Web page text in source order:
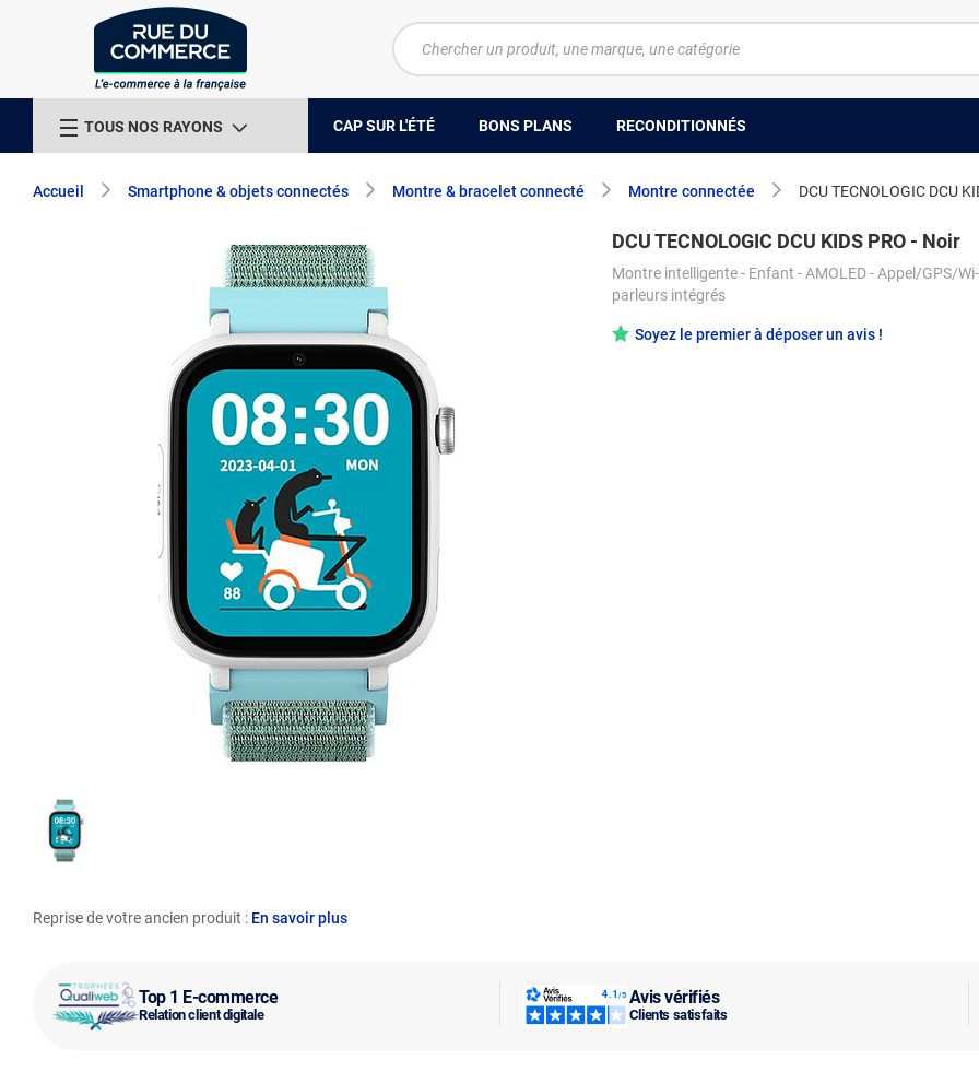
TOUS NOS RAYONS CAP SUR L'ÉTÉ BONS PLANS RECONDITIONNÉS
Accueil Smartphone & objets connectés Montre & bracelet connecté Montre connectée DCU TECNOLOGIC DCU
Top 1 E-commerce
Relation client digitale
Avis vérifiés
Clients satisfaits
Reprise de votre ancien produit : En savoir plus
DCU TECNOLOGIC DCU KIDS PRO - Noir
Montre intelligente - Enfant - AMOLED - Appel/GPS/
parleurs intégrés
Soyez le premier à déposer un avis !